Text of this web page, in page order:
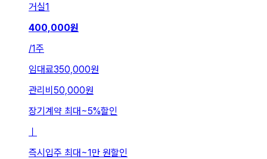
거실1
400,000원
/1주
임대료350,000원
관리비 50,000원
장기계약 최대~5%할인
ㅣ
즉시입주 최대~1만 원할인